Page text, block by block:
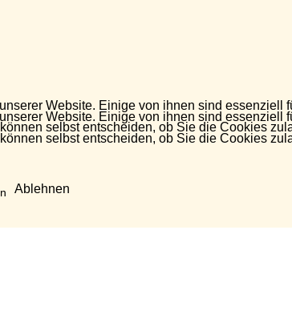
Website. Einige von ihnen sind
selbst entscheiden, ob Sie die Cookies
Website. Einige von ihnen sind
selbst entscheiden, ob Sie die Cookies
Ablehnen